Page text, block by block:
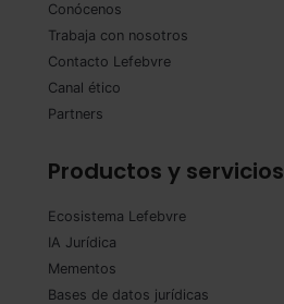
Conócenos
Trabaja con nosotros
Contacto Lefebvre
Canal ético
Partners
Productos y servicios
Ecosistema Lefebvre
IA Jurídica
Mementos
Bases de datos jurídicas